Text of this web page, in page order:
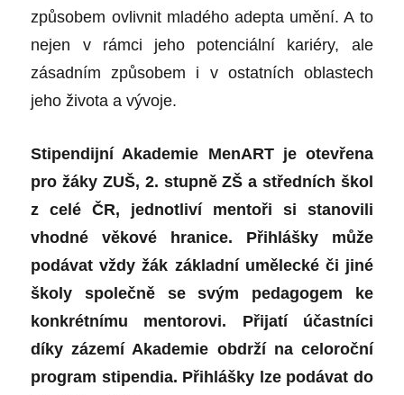
způsobem ovlivnit mladého adepta umění. A to
nejen v rámci jeho potenciální kariéry, ale
zásadním způsobem i v ostatních oblastech
jeho života a vývoje.
Stipendijní Akademie MenART je otevřena
pro žáky ZUŠ, 2. stupně ZŠ a středních škol
z celé ČR, jednotliví mentoři si stanovili
vhodné věkové hranice. Přihlášky může
podávat vždy žák základní umělecké či jiné
školy společně se svým pedagogem ke
konkrétnímu mentorovi. Přijatí účastníci
díky zázemí Akademie obdrží na celoroční
program stipendia. Přihlášky lze podávat do